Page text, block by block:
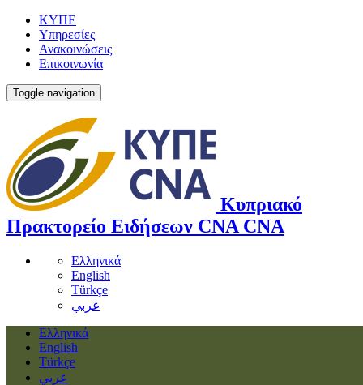
ΚΥΠΕ
Υπηρεσίες
Ανακοινώσεις
Επικοινωνία
Toggle navigation
Κυπριακό
Πρακτορείο Ειδήσεων CNA CNA
Ελληνικά
English
Türkçe
عربي
Ελληνικά
English
Türkçe
عربي